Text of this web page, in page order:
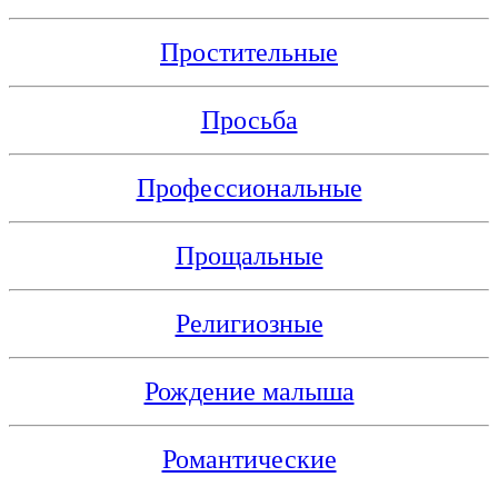
Простительные
Просьба
Профессиональные
Прощальные
Религиозные
Рождение малыша
Романтические